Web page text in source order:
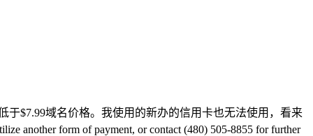
$7.99域名价格。我使用的新办的信用卡也无法使用，看来
another form of payment, or contact (480) 505-8855 for further